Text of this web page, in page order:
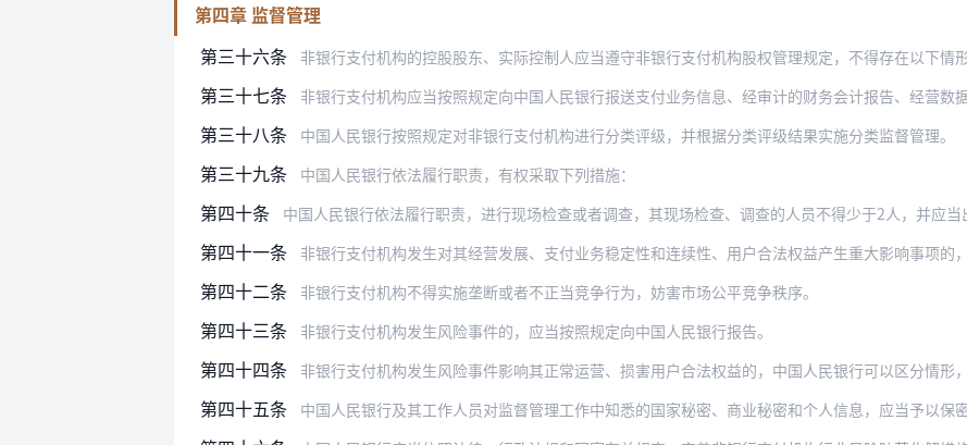
第四章 监督管理
第三十六条
非银行支付机构的控股股东、实际控制人应当遵守非银行支付机构股权管理规定，不得存在以下情形
第三十七条 非银行支付机构应当按照规定向中国人民银行报送支付业务信息、经审计的财务会计报告、经营数据报表、统计数据，以及中国
第三十八条 中国人民银行按照规定对非银行支付机构进行分类评级，并根据分类评级结果实施分类监督管理。
第三十九条 中国人民银行依法履行职责，有权采取下列措施：
第四十条 中国人民银行依法履行职责，进行现场检查或者调查，其现场检查、调查的人员不得少于2人，并应当出示合法证件和执法文
第四十一条 非银行支付机构发生对其经营发展、支付业务稳定性和连续性、用户合法权益产生重大影响事项的
第四十二条 非银行支付机构不得实施垄断或者不正当竞争行为，妨害市场公平竞争秩序。
第四十三条 非银行支付机构发生风险事件的，应当按照规定向中国人民银行报告。
第四十四条 非银行支付机构发生风险事件影响其正常运营、损害用户合法权益的，中国人民银行可以区分情形
第四十五条 中国人民银行及其工作人员对监督管理工作中知悉的国家秘密、商业秘密和个人信息，应当予以保密